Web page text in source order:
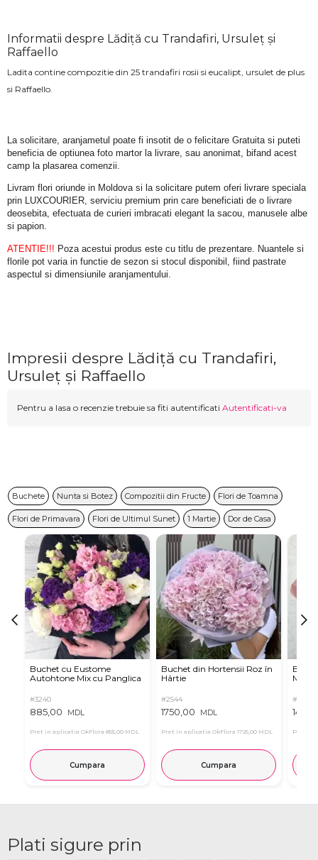
Informatii despre Lădiță cu Trandafiri, Ursuleț și
Raffaello
Ladita contine compozitie din 25 trandafiri rosii si eucalipt, ursulet de plus
si Raffaello.
La solicitare, aranjametul poate fi insotit de o felicitare Gratuita si puteti
beneficia de optiunea foto martor la livrare, sau anonimat, bifand acest
camp la plasarea comenzii.
Livram flori oriunde in Moldova si la solicitare putem oferi livrare speciala
prin LUXCOURIER, serviciu premium prin care beneficiati de o livrare
deosebita, efectuata de curieri imbracati elegant la sacou, manusele albe
si papion.
ATENTIE!!! Poza acestui produs este cu titlu de prezentare. Nuantele si
florile pot varia in functie de sezon si stocul disponibil, fiind pastrate
aspectul si dimensiunile aranjamentului.
Impresii despre Lădiță cu Trandafiri,
Ursuleț și Raffaello
Pentru a lasa o recenzie trebuie sa fiti autentificati Autentificati-va
Buchete Nunta si Botez Compozitii din Fructe Flori de Toamna
Flori de Primavara Flori de Ultimul Sunet 1 Martie Dor de Casa
Buchet cu Eustome
Autohtone Mix cu Panglica
#3240
885,00 MDL
Pret in aplicatia OkFlora 855,00 MDL
Cumpara
Buchet din Hortensii Roz în
Hârtie
#2544
1750,00 MDL
Pret in aplicatia OkFlora 1725,00 MDL
Cumpara
Mov
#7659
Pret in
Plati sigure prin